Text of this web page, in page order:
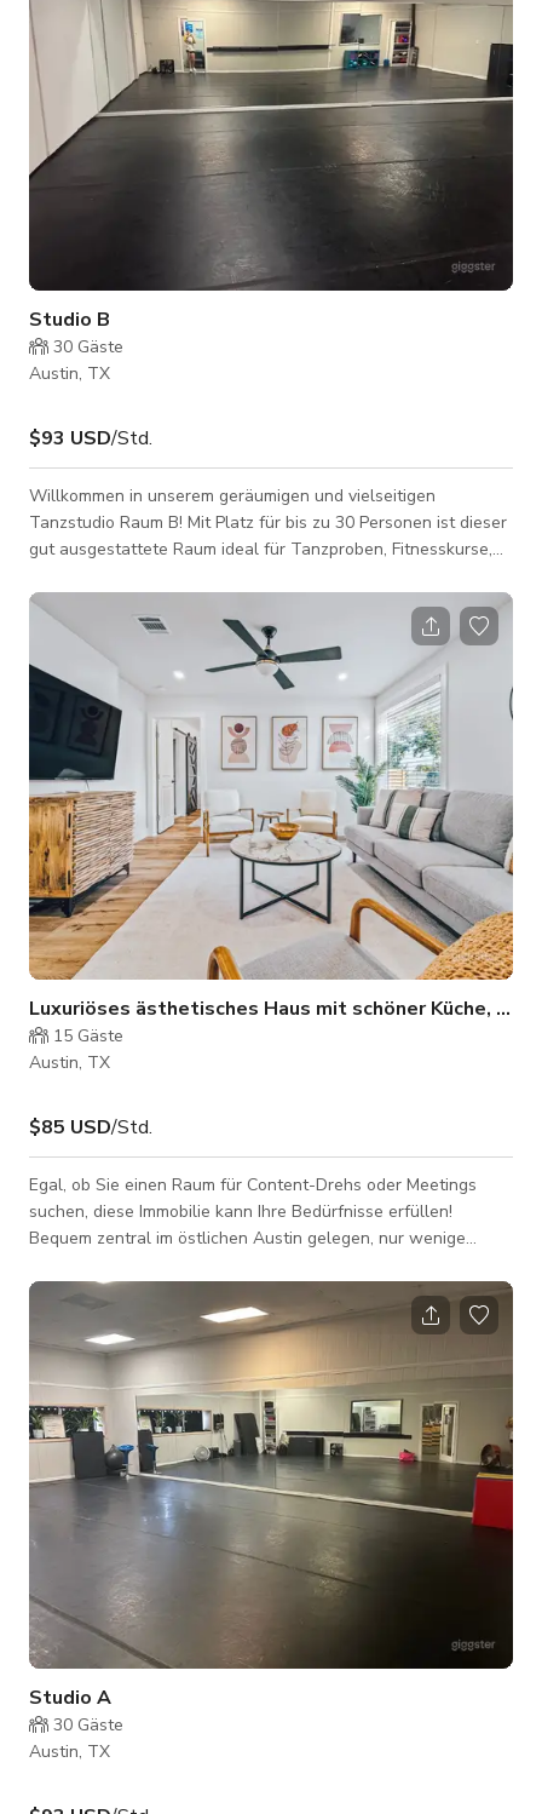
Entspannung. Ob Sie an einem warmen Nachmittag die S
Studio B
30 Gäste
Austin, TX
$93 USD/Std.
Willkommen in unserem geräumigen und vielseitigen
Tanzstudio Raum B! Mit Platz für bis zu 30 Personen ist dieser
gut ausgestattete Raum ideal für Tanzproben, Fitnesskurse,
Kreativität bietet Tanzstudio Raum B die perfekte Umgebung
für Ihre nächste Veranstaltung. Verfügt über 7x8 Fuß große
Spiegel von Boden bis zur Decke, die entlang der Wände
jedes Raumes verlaufen. Jeder Raum verfügt über
maßgeschneiderte Ballettstangen, die an
Luxuriöses ästhetisches Haus mit schöner Küche, 2
15 Gäste
Austin, TX
$85 USD/Std.
Egal, ob Sie einen Raum für Content-Drehs oder Meetings
suchen, diese Immobilie kann Ihre Bedürfnisse erfüllen!
Bequem zentral im östlichen Austin gelegen, nur wenige
– 5.1 Meilen AUS International Airport – 7.1 Meilen University
of Texas Campus – 3.8 Meilen Mueller - 2.8 Meilen Circuit of
the America – 14 Meilen Diese neu renovierte Immobilie bietet
hochwertige Ausstattungen und brandneue Möbel, was sie
zum perfekten Ort
Studio A
30 Gäste
Austin, TX